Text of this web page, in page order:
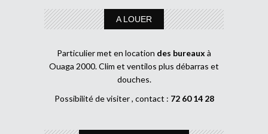
A LOUER
Particulier met en location des bureaux à
Ouaga 2000. Clim et ventilos plus débarras et
douches.
Possibilité de visiter , contact : 72 60 14 28